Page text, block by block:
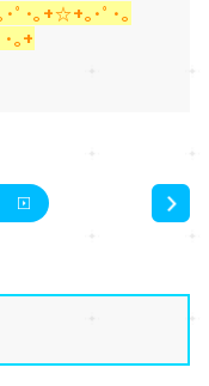
ﾟ･｡+☆+｡･ﾟ･｡
｡+